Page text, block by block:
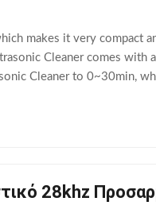
makes it very compact
Cleaner comes with
Cleaner to 0~30min,
28khz